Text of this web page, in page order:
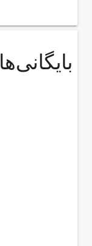
بایگانی‌ها